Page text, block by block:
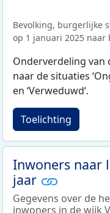
Bevolking, burgerlijke
op 1 januari 2025
Onderverdeling van
naar de situaties
en ‘Verweduwd‘.
Toelichting
Inwoners naar
jaar
Gegevens over de
inwoners in de wijk